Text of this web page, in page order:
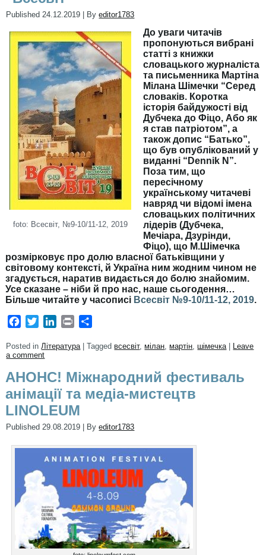
Published 24.12.2019 By editor1783
foto: Всесвіт, №9-10/11-12, 2019
До уваги читачів
пропонуються вибрані
статті з книжки
словацького журналіста
та письменника Мартіна
Мілана Шімечки “Серед
словаків. Коротка
історія байдужості від
Дубчека до Фіцо, Або як
я став патріотом”, а
також допис “Батько”,
що був опублікований у
виданні “Dennik N”.
Поза тим, що
пересічному
українському читачеві
навряд чи відомі імена
словацьких політичних
лідерів (Дубчека,
Мечіара, Дзурінди,
Фіцо), що М.Шімечка
розмірковує про долю власної батьківщини у
світовому контексті, й Україна ним жодним чином не
згадується, наратив видається до болю знайомим.
Усе сказане – ніби й про нас, наше сьогодення…
Більше читайте у часописі Всесвіт №9-10/11-12, 2019.
Facebook
TwitterLinkedIn
Print
Posted in Література|Tagged всесвіт, мілан, мартін, шімечка|
Leave
a comment
АНОНС! Міжнародний фестиваль
анімації та медіа-мистецтв
LINOLEUM
Published 29.08.2019 By editor1783